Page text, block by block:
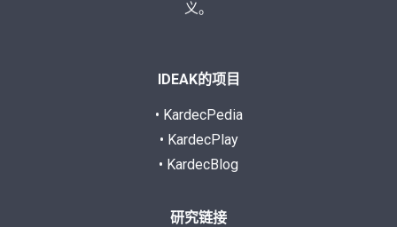
义。
IDEAK的项目
• KardecPedia
• KardecPlay
• KardecBlog
研究链接